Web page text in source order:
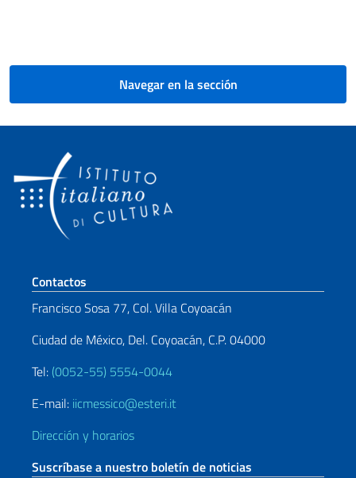
Navegar en la sección
Sezione footer
Contactos
Francisco Sosa 77, Col. Villa Coyoacán
Ciudad de México, Del. Coyoacán, C.P. 04000
Tel: (0052-55) 5554-0044
E-mail: iicmessico@esteri.it
Dirección y horarios
Suscríbase a nuestro boletín de noticias